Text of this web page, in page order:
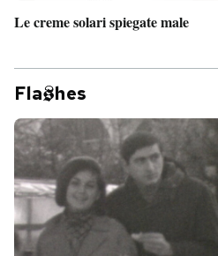
Le creme solari spiegate male
Fla hes